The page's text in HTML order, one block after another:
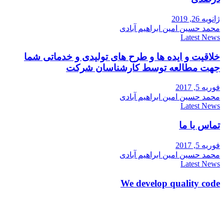
ژانویه 26, 2019
محمد حسین امین ابراهیم آبادی
Latest News
خلاقیت و ایده ها و طرح های تولیدی و خدماتی شما
جهت مطالعه توسط کارشناسان شرکت
فوریه 5, 2017
محمد حسین امین ابراهیم آبادی
Latest News
تماس با ما
فوریه 5, 2017
محمد حسین امین ابراهیم آبادی
Latest News
We develop quality code